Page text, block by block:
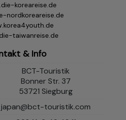
koreareise.de
nordkoreareise.de
taiwanreise.de
& Info
BCT-Touristik
Bonner Str. 37
53721 Siegburg
japan@bct-touristik.com